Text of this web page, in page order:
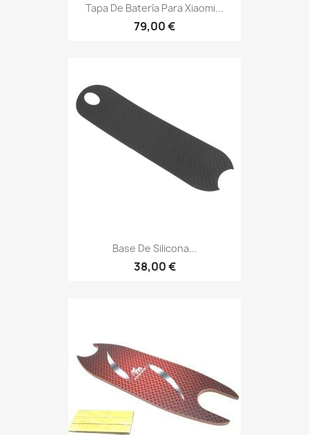
Tapa De Batería Para Xiaomi...
79,00 €
Base De Silicona...
38,00 €